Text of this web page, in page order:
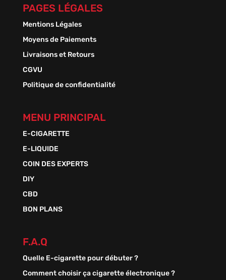
PAGES LÉGALES
Mentions Légales
Moyens de Paiements
Livraisons et Retours
CGVU
Politique de confidentialité
MENU PRINCIPAL
E-CIGARETTE
E-LIQUIDE
COIN DES EXPERTS
DIY
CBD
BON PLANS
F.A.Q
Quelle E-cigarette pour débuter ?
Comment choisir ça cigarette électronique ?